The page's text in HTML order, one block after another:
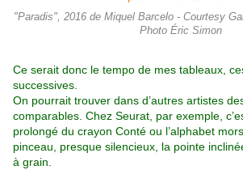
"Paradis", 2016 de Miquel Barcelo - Courtesy
Photo Éric Simon
Ce serait donc le tempo de mes tableaux,
successives.
On pourrait trouver dans d’autres artistes
comparables. Chez Seurat, par exemple,
prolongé du crayon Conté ou l’alphabet
pinceau, presque silencieux, la pointe
à grain.